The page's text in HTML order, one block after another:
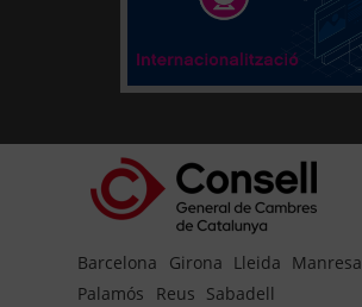
Barcelona Girona Lleida Manresa
Palamós
Reus Sabadell